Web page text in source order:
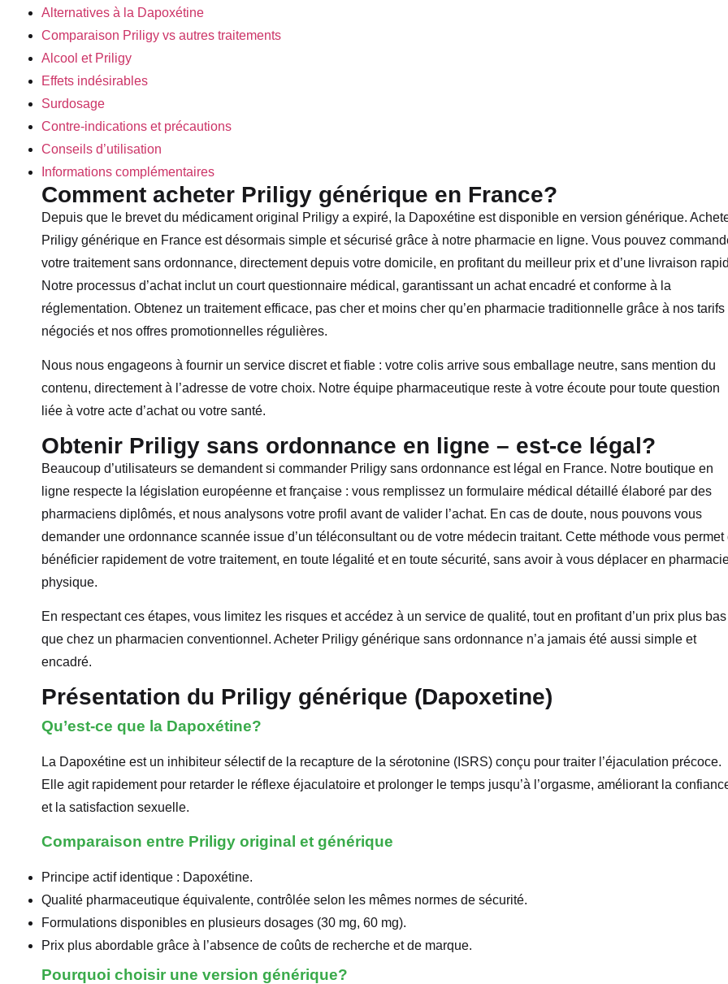
Alternatives à la Dapoxétine
Comparaison Priligy vs autres traitements
Alcool et Priligy
Effets indésirables
Surdosage
Contre-indications et précautions
Conseils d’utilisation
Informations complémentaires
Comment acheter Priligy générique en France?
Depuis que le brevet du médicament original Priligy a expiré, la Dapoxétine est disponible en version générique.
Priligy générique en France est désormais simple et sécurisé grâce à notre pharmacie en ligne. Vous pouvez
votre traitement sans ordonnance, directement depuis votre domicile, en profitant du meilleur prix et d’une livraison
Notre processus d’achat inclut un court questionnaire médical, garantissant un achat encadré et conforme à la
réglementation. Obtenez un traitement efficace, pas cher et moins cher qu’en pharmacie traditionnelle grâce à nos tarifs
négociés et nos offres promotionnelles régulières.
Nous nous engageons à fournir un service discret et fiable : votre colis arrive sous emballage neutre, sans mention du
contenu, directement à l’adresse de votre choix. Notre équipe pharmaceutique reste à votre écoute pour toute question
liée à votre acte d’achat ou votre santé.
Obtenir Priligy sans ordonnance en ligne – est-ce légal?
Beaucoup d’utilisateurs se demandent si commander Priligy sans ordonnance est légal en France. Notre boutique en
ligne respecte la législation européenne et française : vous remplissez un formulaire médical détaillé élaboré par des
pharmaciens diplômés, et nous analysons votre profil avant de valider l’achat. En cas de doute, nous pouvons vous
demander une ordonnance scannée issue d’un téléconsultant ou de votre médecin traitant. Cette méthode vous permet
bénéficier rapidement de votre traitement, en toute légalité et en toute sécurité, sans avoir à vous déplacer en
physique.
En respectant ces étapes, vous limitez les risques et accédez à un service de qualité, tout en profitant d’un prix plus bas
que chez un pharmacien conventionnel. Acheter Priligy générique sans ordonnance n’a jamais été aussi simple et
encadré.
Présentation du Priligy générique (Dapoxetine)
Qu’est-ce que la Dapoxétine?
La Dapoxétine est un inhibiteur sélectif de la recapture de la sérotonine (ISRS) conçu pour traiter l’éjaculation précoce.
Elle agit rapidement pour retarder le réflexe éjaculatoire et prolonger le temps jusqu’à l’orgasme, améliorant la
et la satisfaction sexuelle.
Comparaison entre Priligy original et générique
Principe actif identique : Dapoxétine.
Qualité pharmaceutique équivalente, contrôlée selon les mêmes normes de sécurité.
Formulations disponibles en plusieurs dosages (30 mg, 60 mg).
Prix plus abordable grâce à l’absence de coûts de recherche et de marque.
Pourquoi choisir une version générique?